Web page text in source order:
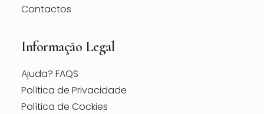
Contactos
Informação Legal
Ajuda? FAQS
Política de Privacidade
Política de Cockies